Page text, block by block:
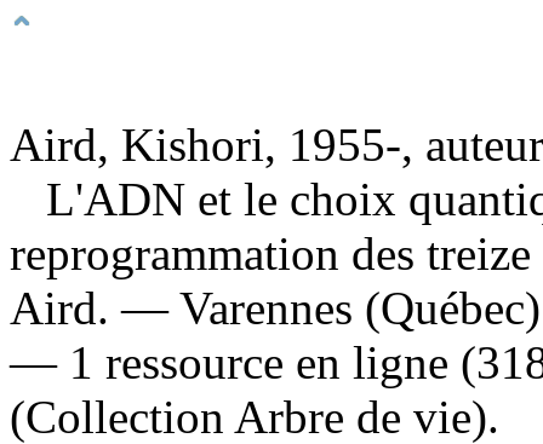
Aird, Kishori, 1955-, auteur
L'ADN et le choix
reprogrammation des
Aird. — Varennes
— 1 ressource en ligne
(Collection Arbre de vie).